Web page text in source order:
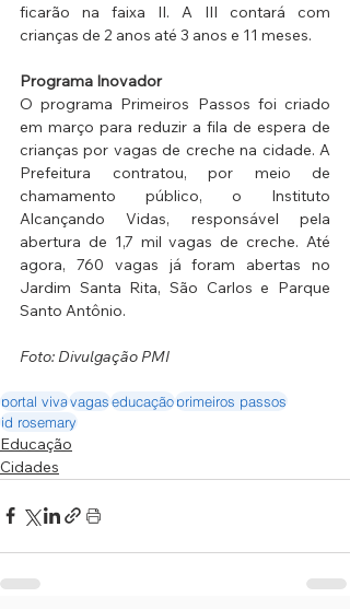
ficarão na faixa II. A III contará com
crianças de 2 anos até 3 anos e 11 meses.
Programa Inovador
O programa Primeiros Passos foi criado
em março para reduzir a fila de espera de
crianças por vagas de creche na cidade. A
Prefeitura contratou, por meio de
chamamento público, o Instituto
Alcançando Vidas, responsável pela
abertura de 1,7 mil vagas de creche. Até
agora, 760 vagas já foram abertas no
Jardim Santa Rita, São Carlos e Parque
Santo Antônio.
Foto: Divulgação PMI
portal vivavagaseducaçãoprimeiros passos
jd rosemary
Educação
Cidades